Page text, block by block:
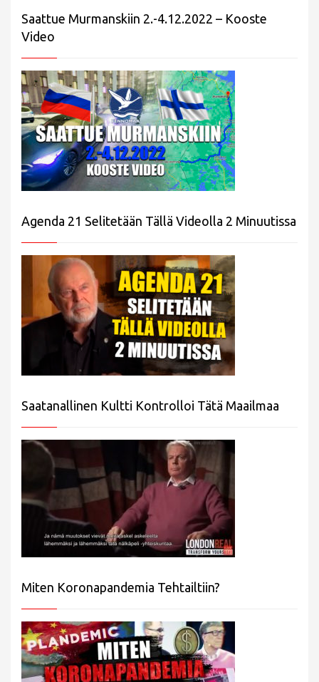
Saattue Murmanskiin 2.-4.12.2022 – Kooste
Video
Agenda 21 Selitetään Tällä Videolla 2 Minuutissa
Saatanallinen Kultti Kontrolloi Tätä Maailmaa
Miten Koronapandemia Tehtailtiin?